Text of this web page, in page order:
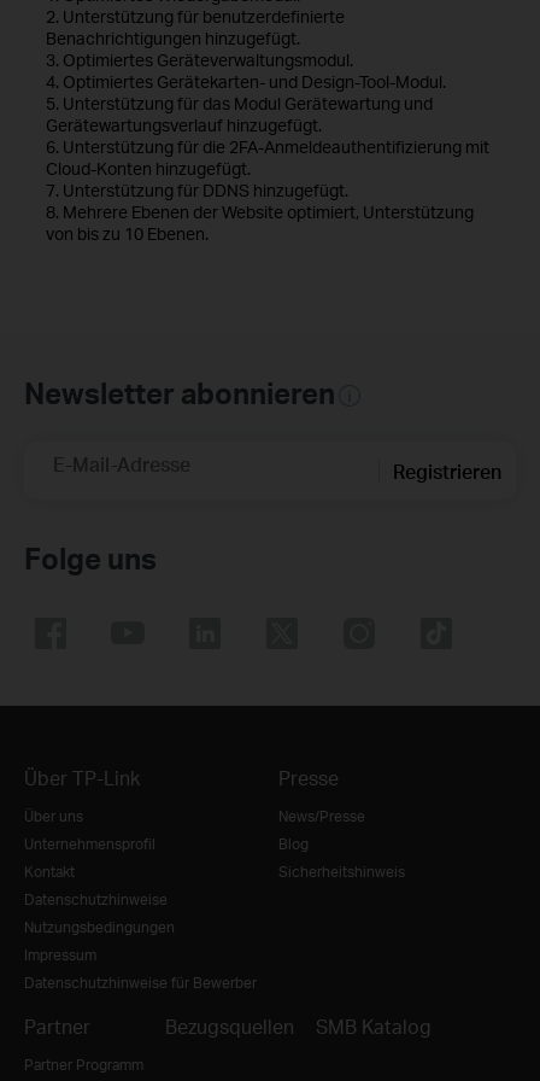
2. Unterstützung für benutzerdefinierte
Benachrichtigungen hinzugefügt.
3. Optimiertes Geräteverwaltungsmodul.
4. Optimiertes Gerätekarten- und Design-Tool-Modul.
5. Unterstützung für das Modul Gerätewartung und
Gerätewartungsverlauf hinzugefügt.
6. Unterstützung für die 2FA-Anmeldeauthentifizierung mit
Cloud-Konten hinzugefügt.
7. Unterstützung für DDNS hinzugefügt.
8. Mehrere Ebenen der Website optimiert, Unterstützung
von bis zu 10 Ebenen.
Newsletter abonnieren
E-Mail-Adresse Registrieren
Folge uns
Über TP-Link
Über uns
Unternehmensprofil
Kontakt
Datenschutzhinweise
Nutzungsbedingungen
Impressum
Datenschutzhinweise für Bewerber
Presse
News/Presse
Blog
Sicherheitshinweis
Partner
Partner Programm
Bezugsquellen SMB Katalog